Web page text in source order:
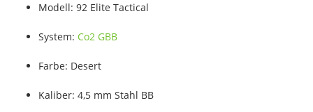
Modell: 92 Elite Tactical
System: Co2 GBB
Farbe: Desert
Kaliber: 4,5 mm Stahl BB